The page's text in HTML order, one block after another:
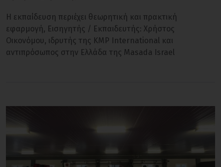
Η εκπαίδευση περιέχει θεωρητική και πρακτική
εφαρμογή, Εισηγητής / Εκπαιδευτής: Χρήστος
Οικονόμου, ιδρυτής της KMP International και
αντιπρόσωπος στην Ελλάδα της Masada Israel